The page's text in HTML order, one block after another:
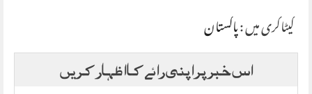
کیٹاگری میں :پاکستان
اس خبر پر اپنی رائے کا اظہار کریں